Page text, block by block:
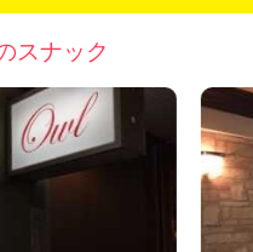
スナック